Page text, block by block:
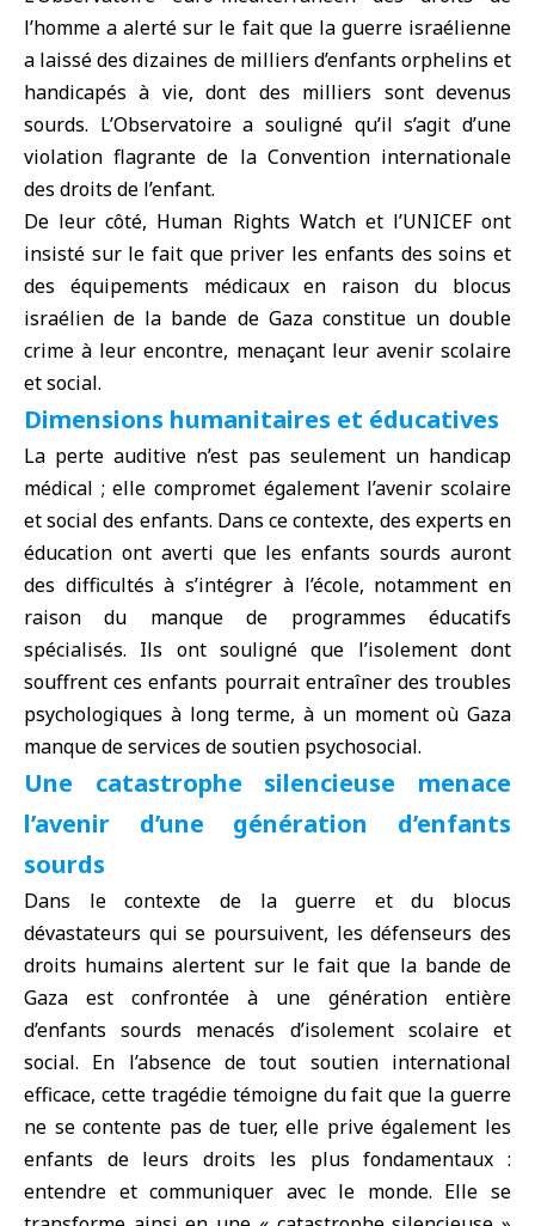
l’homme a alerté sur le fait que la guerre israélienne
a laissé des dizaines de milliers d’enfants orphelins et
handicapés à vie, dont des milliers sont devenus
sourds. L’Observatoire a souligné qu’il s’agit d’une
violation flagrante de la Convention internationale
des droits de l’enfant.
De leur côté, Human Rights Watch et l’UNICEF ont
insisté sur le fait que priver les enfants des soins et
des équipements médicaux en raison du blocus
israélien de la bande de Gaza constitue un double
crime à leur encontre, menaçant leur avenir scolaire
et social.
Dimensions humanitaires et éducatives
La perte auditive n’est pas seulement un handicap
médical ; elle compromet également l’avenir scolaire
et social des enfants. Dans ce contexte, des experts en
éducation ont averti que les enfants sourds auront
des difficultés à s’intégrer à l’école, notamment en
raison du manque de programmes éducatifs
spécialisés. Ils ont souligné que l’isolement dont
souffrent ces enfants pourrait entraîner des troubles
psychologiques à long terme, à un moment où Gaza
manque de services de soutien psychosocial.
Une catastrophe silencieuse menace
l’avenir d’une génération d’enfants
sourds
Dans le contexte de la guerre et du blocus
dévastateurs qui se poursuivent, les défenseurs des
droits humains alertent sur le fait que la bande de
Gaza est confrontée à une génération entière
d’enfants sourds menacés d’isolement scolaire et
social. En l’absence de tout soutien international
efficace, cette tragédie témoigne du fait que la guerre
ne se contente pas de tuer, elle prive également les
enfants de leurs droits les plus fondamentaux :
entendre et communiquer avec le monde. Elle se